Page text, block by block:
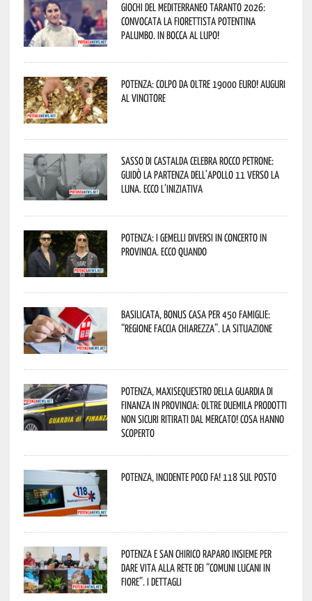
Giochi del Mediterraneo Taranto 2026:
convocata la fiorettista potentina
Palumbo. In bocca al lupo!
Potenza: colpo da oltre 19000 Euro! Auguri
al vincitore
Sasso di Castalda celebra Rocco Petrone:
guidò la partenza dell’Apollo 11 verso la
Luna. Ecco l’iniziativa
Potenza: i Gemelli DiVersi in concerto in
provincia. Ecco quando
Basilicata, Bonus casa per 450 famiglie:
“Regione faccia chiarezza”. La situazione
Potenza, maxisequestro della Guardia di
Finanza in provincia: oltre duemila prodotti
non sicuri ritirati dal mercato! Cosa hanno
scoperto
Potenza, incidente poco fa! 118 sul posto
Potenza e San Chirico Raparo insieme per
dare vita alla rete dei “Comuni Lucani in
Fiore”. I dettagli